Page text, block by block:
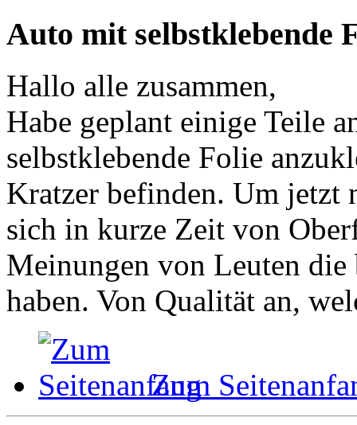
Auto mit selbstklebende
Hallo alle zusammen,
Habe geplant einige Teile
selbstklebende Folie
Kratzer befinden. Um jetzt
sich in kurze Zeit von
Meinungen von Leuten
haben. Von Qualität an,
Zum